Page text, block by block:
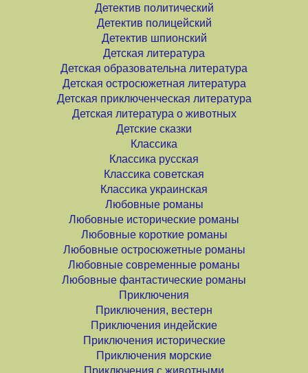
Детектив политический
Детектив полицейский
Детектив шпионский
Детская литература
Детская образовательна литература
Детская остросюжетная литература
Детская приключенческая литература
Детская литература о животных
Детские сказки
Классика
Классика русская
Классика советская
Классика украинская
Любовные романы
Любовные исторические романы
Любовные короткие романы
Любовные остросюжетные романы
Любовные современные романы
Любовные фантастические романы
Приключения
Приключения, вестерн
Приключения индейские
Приключения исторические
Приключения морские
Приключения с животными